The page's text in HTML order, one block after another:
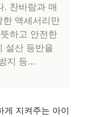
. 찬바람과 매
한 액세서리만
하고 안전한
설산 등반을
지 등…
게 지켜주는 아이